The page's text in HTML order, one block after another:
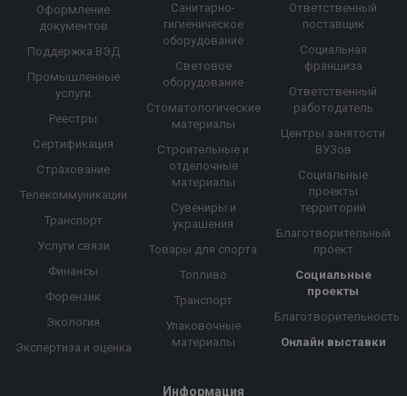
Оформление
документов
Поддержка ВЭД
Промышленные
услуги
Реестры
Сертификация
Страхование
Телекоммуникации
Транспорт
Услуги связи
Финансы
Форензик
Экология
Экспертиза и оценка
Санитарно-
гигиеническое
оборудование
Световое
оборудование
Стоматологические
материалы
Строительные и
отделочные
материалы
Сувениры и
украшения
Товары для спорта
Топливо
Транспорт
Упаковочные
материалы
Ответственный
поставщик
Социальная
франшиза
Ответственный
работодатель
Центры занятости
ВУЗов
Социальные
проекты
территорий
Благотворительный
проект
Социальные
проекты
Благотворительность
Онлайн выставки
Информация